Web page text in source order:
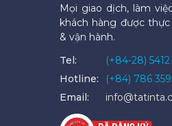
Mọi giao dịch, làm
khách hàng được
& vận hành.
Tel:
(+84-28) 5412
Hotline:
(+84) 786
Email: